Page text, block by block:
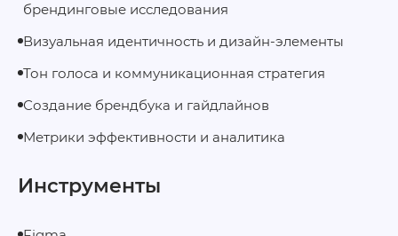
брендинговые исследования
Визуальная идентичность и дизайн-элементы
Тон голоса и коммуникационная стратегия
Создание брендбука и гайдлайнов
Метрики эффективности и аналитика
Инструменты